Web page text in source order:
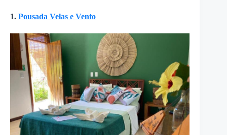
1. Pousada Velas e Vento